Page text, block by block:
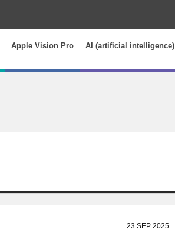
Apple Vision Pro AI (artificial intelligence)
23 SEP 2025